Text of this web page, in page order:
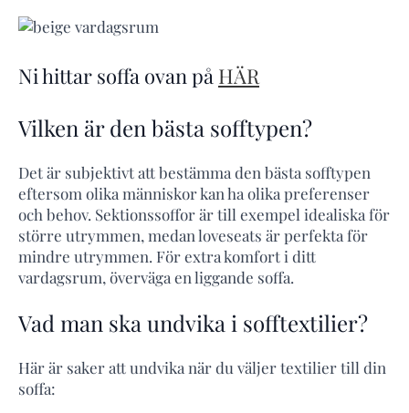
Ni hittar soffa ovan på HÄR
Vilken är den bästa sofftypen?
Det är subjektivt att bestämma den bästa sofftypen
eftersom olika människor kan ha olika preferenser
och behov. Sektionssoffor är till exempel idealiska för
större utrymmen, medan loveseats är perfekta för
mindre utrymmen. För extra komfort i ditt
vardagsrum, överväga en liggande soffa.
Vad man ska undvika i sofftextilier?
Här är saker att undvika när du väljer textilier till din
soffa: